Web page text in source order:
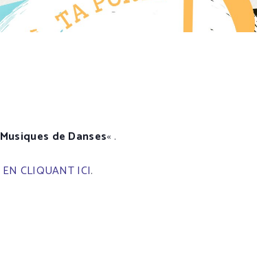
Musiques de Danses« .
EN CLIQUANT ICI.